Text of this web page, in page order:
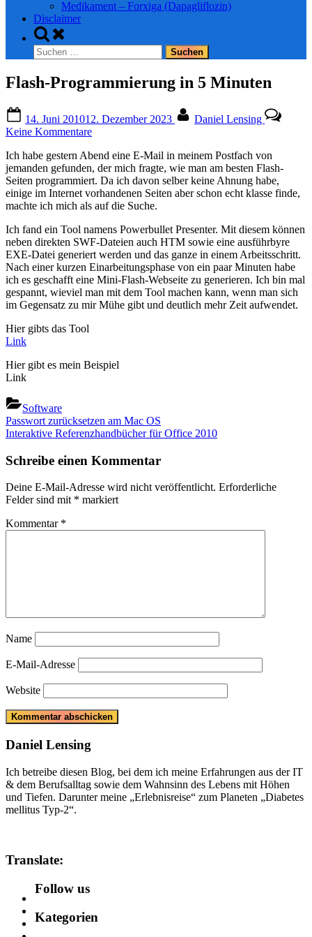
Medikament – Forxiga (Dapagliflozin)
Disclaimer
Toggle
search
form
Suchen
nach:
Flash-Programmierung in 5 Minuten
on
14. Juni 201012. Dezember 2023
Daniel Lensing
Keine Kommentarezu
Programmierung
in
5
Minuten
Ich habe gestern Abend eine E-Mail in meinem Postfach von
jemanden gefunden, der mich fragte, wie man am besten Flash-
Seiten programmiert. Da ich davon selber keine Ahnung habe,
einige im Internet vorhandenen Seiten aber schon echt klasse finde,
machte ich mich als auf die Suche.
Ich fand ein Tool namens Powerbullet Presenter. Mit diesem können
neben direkten SWF-Dateien auch HTM sowie eine ausführbyre
EXE-Datei generiert werden und das ganze in einem Arbeitsschritt.
Nach einer kurzen Einarbeitungsphase von ein paar Minuten habe
ich es geschafft eine Mini-Flash-Webseite zu generieren. Ich bin mal
gespannt, wieviel man mit dem Tool machen kann, wenn man sich
im Gegensatz zu mir Mühe gibt und deutlich mehr Zeit aufwendet.
Hier gibts das Tool
Link
Hier gibt es mein Beispiel
Link
Software
Beitragsnavigation
Previous
Post:
Passwort zurücksetzen am Mac OS
Next
Interaktive Referenzhandbücher für Office 2010
Schreibe einen Kommentar
Deine E-Mail-Adresse wird nicht veröffentlicht. Erforderliche
Felder sind mit * markiert
Kommentar *
Name
E-Mail-Adresse
Website
Daniel Lensing
Ich betreibe diesen Blog, bei dem ich meine Erfahrungen aus der IT
& dem Berufsalltag sowie dem Wahnsinn des Lebens mit Höhen
und Tiefen. Darunter meine „Erlebnisreise“ zum Planeten „Diabetes
mellitus Typ-2“.
Translate:
Follow us
Kategorien